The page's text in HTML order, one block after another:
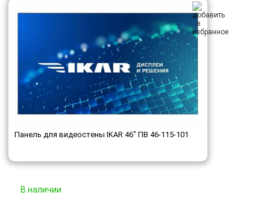
Панель для видеостены IKAR 46" ПВ 46-115-101
В наличии